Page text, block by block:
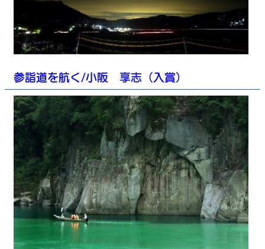
参詣道を航く/小阪 享志（入賞）